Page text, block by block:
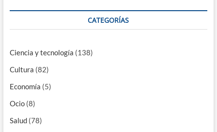
CATEGORÍAS
Ciencia y tecnología (138)
Cultura (82)
Economía (5)
Ocio(8)
Salud(78)